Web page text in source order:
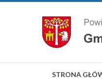
STRONA